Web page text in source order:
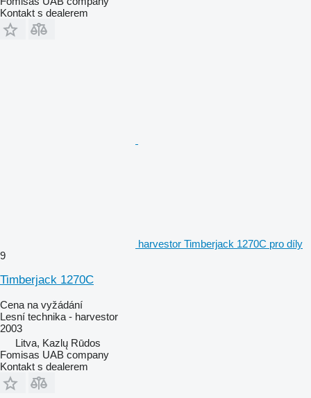
Kontakt s dealerem
harvestor Timberjack 1270C pro díly
9
Timberjack 1270C
Cena na vyžádání
Lesní technika - harvestor
2003
Litva, Kazlų Rūdos
Fomisas UAB company
Kontakt s dealerem